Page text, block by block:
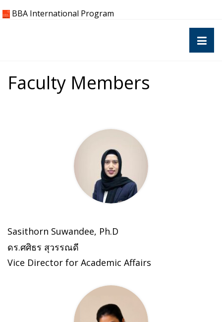
to BBA International Program
Faculty Members
Sasithorn Suwandee, Ph.D
ดร.ศศิธร สุวรรณดี
Vice Director for Academic Affairs